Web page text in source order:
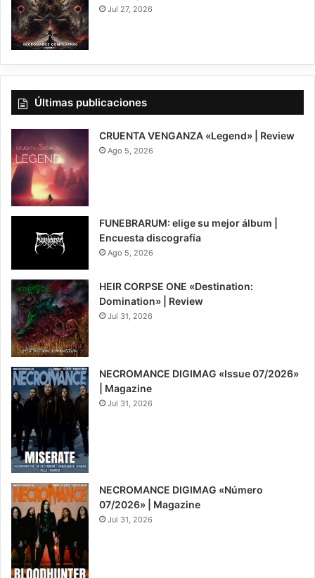
Jul 27, 2026
Últimas publicaciones
7
CRUENTA VENGANZA «Legend» | Review
Ago 5, 2026
FUNEBRARUM: elige su mejor álbum |
Encuesta discografía
Ago 5, 2026
8
HEIR CORPSE ONE «Destination:
Domination» | Review
Jul 31, 2026
NECROMANCE DIGIMAG «Issue 07/2026»
| Magazine
Jul 31, 2026
NECROMANCE DIGIMAG «Número
07/2026» | Magazine
Jul 31, 2026